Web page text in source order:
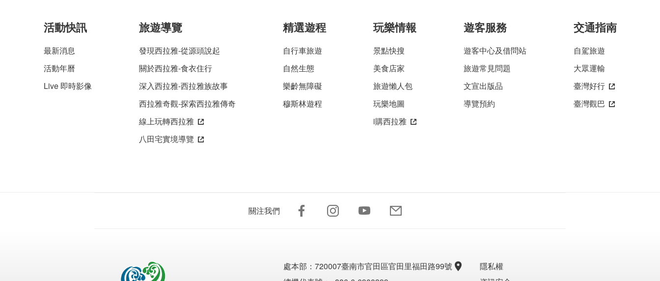
活動快訊
最新消息
活動年曆
Live 即時影像
旅遊導覽
發現西拉雅-從源頭說起
關於西拉雅-食衣住行
深入西拉雅-西拉雅族故事
西拉雅奇觀-探索西拉雅傳奇
線上玩轉西拉雅
八田宅實境導覽
精選遊程
自行車旅遊
自然生態
樂齡無障礙
穆斯林遊程
玩樂情報
景點快搜
美食店家
旅遊懶人包
玩樂地圖
i購西拉雅
遊客服務
遊客中心及借問站
旅遊常見問題
文宣出版品
導覽預約
交通指南
自駕旅遊
大眾運輸
臺灣好行
臺灣觀巴
關注我們
處本部： 720007臺南市官田區官田里福田路99號
隱私權